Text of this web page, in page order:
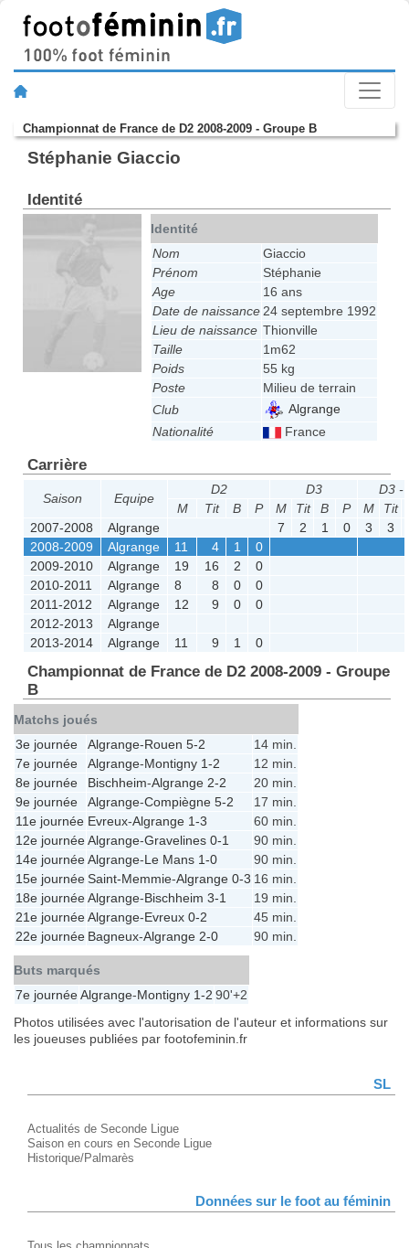
Championnat de France de D2 2008-2009 - Groupe B
Stéphanie Giaccio
Identité
Identité
Nom
Giaccio
Prénom
Stéphanie
Age
16 ans
Date de naissance 24 septembre 1992
Lieu de naissance Thionville
Taille
1m62
Poids
55 kg
Poste
Milieu de terrain
Club
Algrange
Nationalité
France
Carrière
Saison Equipe
D2 D3
D3 -
M
Tit B P M Tit B P M Tit
2007-2008
Algrange 7 2 1 0 3 3
2008-2009
Algrange 11 4 1
0
2009-2010
Algrange 19 16 2
0
2010-2011
Algrange 8 8 0
0
2011-2012
Algrange 12 9 0
0
2012-2013
Algrange
2013-2014
Algrange 11 9 1 0
Championnat de France de D2 2008-2009 - Groupe
B
Matchs joués
3e journée
Algrange-Rouen 5-2
14 min.
7e journée
Algrange-Montigny 1-2
12 min.
8e journée
Bischheim-Algrange 2-2
20 min.
9e journée
Algrange-Compiègne 5-2
17 min.
11e journée Evreux-Algrange 1-3
60 min.
12e journéeAlgrange-Gravelines 0-1
90 min.
14e journéeAlgrange-Le Mans 1-0
90 min.
15e journéeSaint-Memmie-Algrange 0-3 16 min.
18e journéeAlgrange-Bischheim 3-1
19 min.
21e journéeAlgrange-Evreux 0-2
45 min.
22e journée Bagneux-Algrange 2-0 90 min.
Buts marqués
7e journéeAlgrange-Montigny 1-2 90'+2
Photos utilisées avec l'autorisation de l'auteur et informations sur
les joueuses publiées par footofeminin.fr
SL
Actualités de Seconde Ligue
Saison en cours en Seconde Ligue
Historique/Palmarès
Données sur le foot au féminin